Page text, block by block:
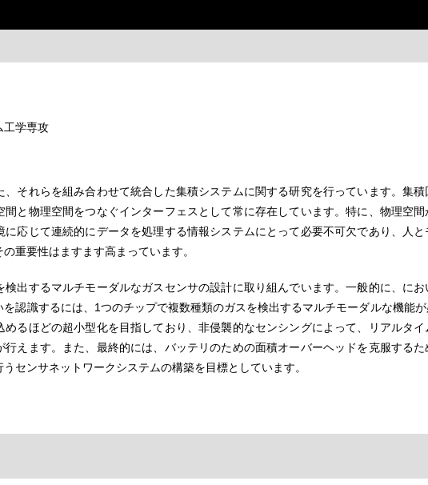
工学専攻
、それらを組み合わせて統合した集積システムに関する研究を行っています。集
間と物理空間をつなぐインターフェスとして常に存在しています。特に、物理空
に応じて連続的にデータを処理する情報システムにとって必要不可欠であり、人と
重要性はますます高まっています。
検出するマルチモーダルなガスセンサの設計に取り組んでいます。一般的に、に
認識するには、1つのチップで複数種類のガスを検出するマルチモーダルな機能
めるほどの超小型化を目指しており、非侵襲的なセンシングによって、リアルタ
行えます。また、最終的には、バッテリのための面積オーバーヘッドを克服する
センサネットワークシステムの構築を目標としています。